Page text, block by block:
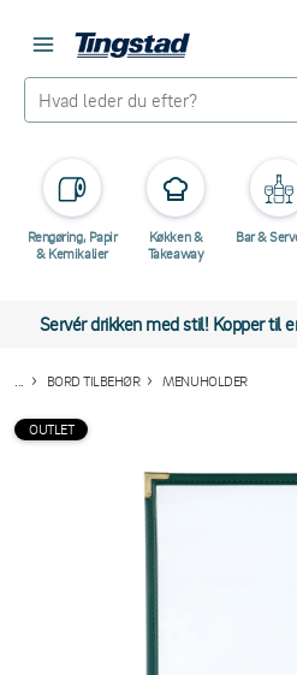
Rengøring, Papir
& Kemikalier
Køkken &
Takeaway
Bar &
Servér drikken med stil! Kopper til
BORD TILBEHØR MENUHOLDER
OUTLET